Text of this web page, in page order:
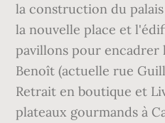
la construction du
la nouvelle place et
pavillons pour encadrer
Benoît (actuelle rue
Retrait en boutique et
plateaux gourmands à